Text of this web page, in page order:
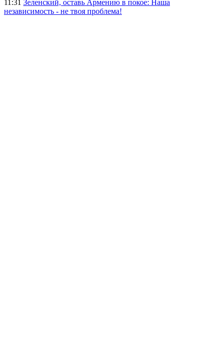
11:31 Зеленский, оставь Армению в покое: Наша
независимость - не твоя проблема!